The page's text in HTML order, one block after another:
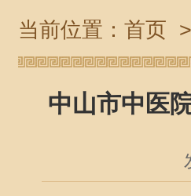
当前位置： 首页
中山市中医